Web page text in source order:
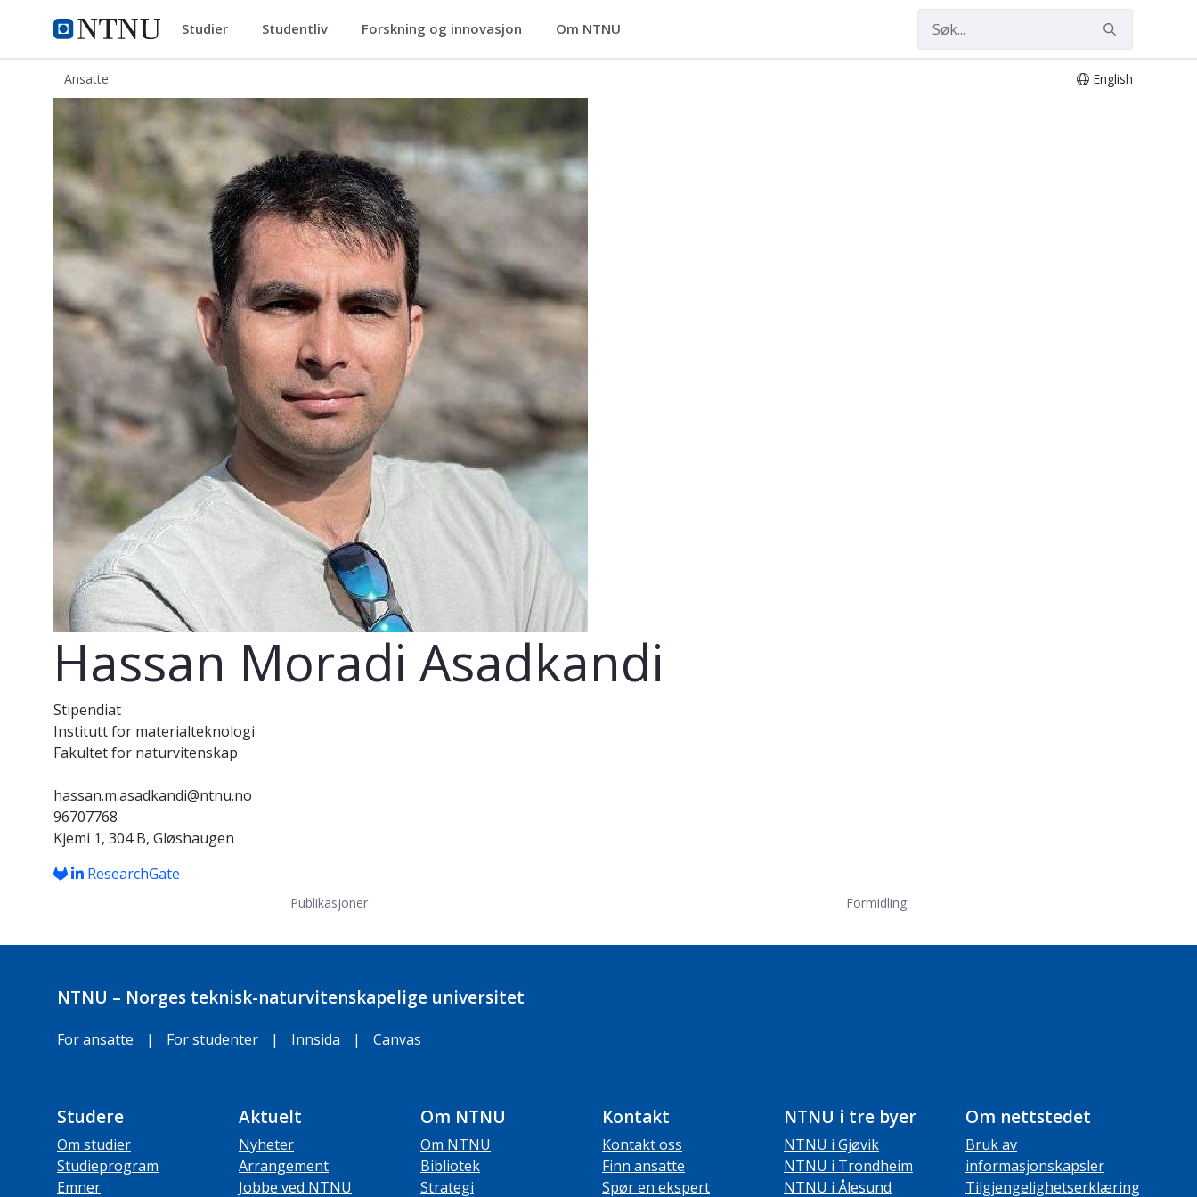
NTNU Hjemmeside
ntnu.no Studier Studentliv Forskning og innovasjon Om NTNU
Ansatte English
Hassan Moradi Asadkandi
Hassan Moradi Asadkandi
Stipendiat
Institutt for materialteknologi
Fakultet for naturvitenskap
hassan.m.asadkandi@ntnu.no
96707768
Kjemi 1, 304 B, Gløshaugen
ResearchGate
Publikasjoner Formidling
NTNU – Norges teknisk-naturvitenskapelige universitet
For ansatte | For studenter | Innsida | Canvas
Studere
Om studier
Studieprogram
Emner
Aktuelt
Nyheter
Arrangement
Jobbe ved NTNU
Om NTNU
Om NTNU
Bibliotek
Strategi
Kontakt
Kontakt oss
Finn ansatte
Spør en ekspert
NTNU i tre byer
NTNU i Gjøvik
NTNU i Trondheim
NTNU i Ålesund
Om nettstedet
Bruk av
informasjonskapsler
Tilgjengelighetserklæring